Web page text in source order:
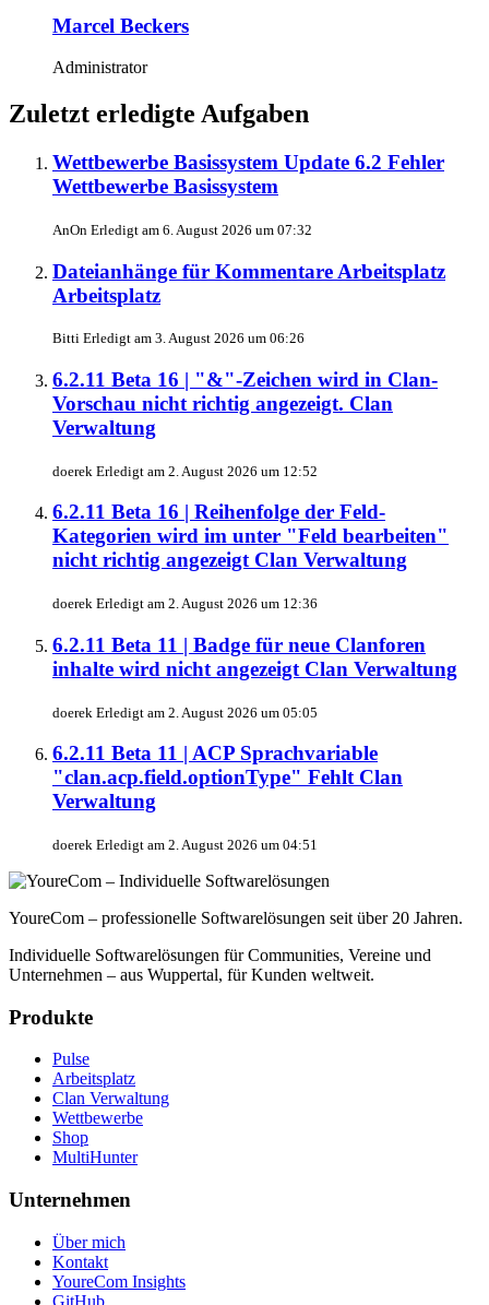
Marcel Beckers
Administrator
Zuletzt erledigte Aufgaben
Wettbewerbe Basissystem Update 6.2 Fehler
Wettbewerbe Basissystem
AnOn Erledigt am 6. August 2026 um 07:32
Dateianhänge für Kommentare Arbeitsplatz
Arbeitsplatz
Bitti Erledigt am 3. August 2026 um 06:26
6.2.11 Beta 16 | "&"-Zeichen wird in Clan-
Vorschau nicht richtig angezeigt. Clan
Verwaltung
doerek Erledigt am 2. August 2026 um 12:52
6.2.11 Beta 16 | Reihenfolge der Feld-
Kategorien wird im unter "Feld bearbeiten"
nicht richtig angezeigt Clan Verwaltung
doerek Erledigt am 2. August 2026 um 12:36
6.2.11 Beta 11 | Badge für neue Clanforen
inhalte wird nicht angezeigt Clan Verwaltung
doerek Erledigt am 2. August 2026 um 05:05
6.2.11 Beta 11 | ACP Sprachvariable
"clan.acp.field.optionType" Fehlt Clan
Verwaltung
doerek Erledigt am 2. August 2026 um 04:51
YoureCom – professionelle Softwarelösungen seit über 20 Jahren.
Individuelle Softwarelösungen für Communities, Vereine und
Unternehmen – aus Wuppertal, für Kunden weltweit.
Produkte
Pulse
Arbeitsplatz
Clan Verwaltung
Wettbewerbe
Shop
MultiHunter
Unternehmen
Über mich
Kontakt
YoureCom Insights
GitHub